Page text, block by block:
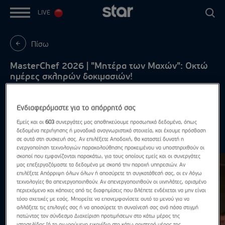
LIVE
Πίσω
MasterChef 2026 | "Μητέρα των Μαχών": Οκτώ
ημέρες σκληρών δοκιμασιών!
Highlights Δες τα όλα
Ενδιαφερόμαστε για το απόρρητό σας
Εμείς και οι603 συνεργάτες μας αποθηκεύουμε προσωπικά δεδομένα, όπως
δεδομένα περιήγησης ή μοναδικά αναγνωριστικά στοιχεία, και έχουμε πρόσβαση
σε αυτά στη συσκευή σας. Αν επιλέξετε Αποδοχή, θα καταστεί δυνατή η
ενεργοποίηση τεχνολογιών παρακολούθησης προκειμένου να υποστηριχθούν οι
σκοποί που εμφανίζονται παρακάτω, για τους οποίους εμείς και οι συνεργάτες
μας επεξεργαζόμαστε τα δεδομένα με σκοπό την παροχή υπηρεσιών. Αν
επιλέξετε Απόρριψη όλων όλων ή αποσύρετε τη συγκατάθεσή σας, οι εν λόγω
τεχνολογίες θα απενεργοποιηθούν. Αν απενεργοποιηθούν οι ιχνηλάτες, ορισμένο
περιεχόμενο και κάποιες από τις διαφημίσεις που βλέπετε ενδέχεται να μην είναι
τόσο σχετικές με εσάς. Μπορείτε να επανεμφανίσετε αυτό το μενού για να
αλλάξετε τις επιλογές σας ή να αποσύρετε τη συναίνεσή σας ανά πάσα στιγμή
πατώντας τον σύνδεσμο Διαχείριση προτιμήσεων στο κάτω μέρος της